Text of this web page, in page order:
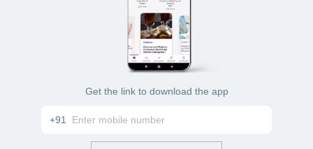
Get the link to download the app
+91